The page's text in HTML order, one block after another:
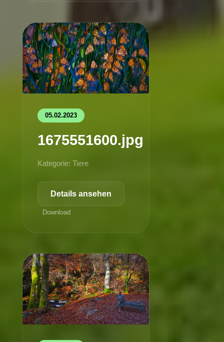
05.02.2023
1675551600.jpg
Kategorie: Tiere
Details ansehen
Download